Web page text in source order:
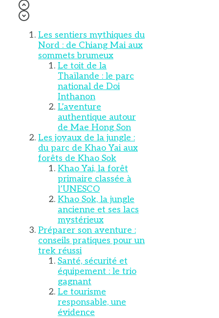
Les sentiers mythiques du
Nord : de Chiang Mai aux
sommets brumeux
Le toit de la
Thaïlande : le parc
national de Doi
Inthanon
L’aventure
authentique autour
de Mae Hong Son
Les joyaux de la jungle :
du parc de Khao Yai aux
forêts de Khao Sok
Khao Yai, la forêt
primaire classée à
l’UNESCO
Khao Sok, la jungle
ancienne et ses lacs
mystérieux
Préparer son aventure :
conseils pratiques pour un
trek réussi
Santé, sécurité et
équipement : le trio
gagnant
Le tourisme
responsable, une
évidence